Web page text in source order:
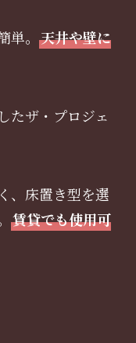
。 天井や壁に
たザ・プロジェ
、床置き型を選
賃貸でも使用可